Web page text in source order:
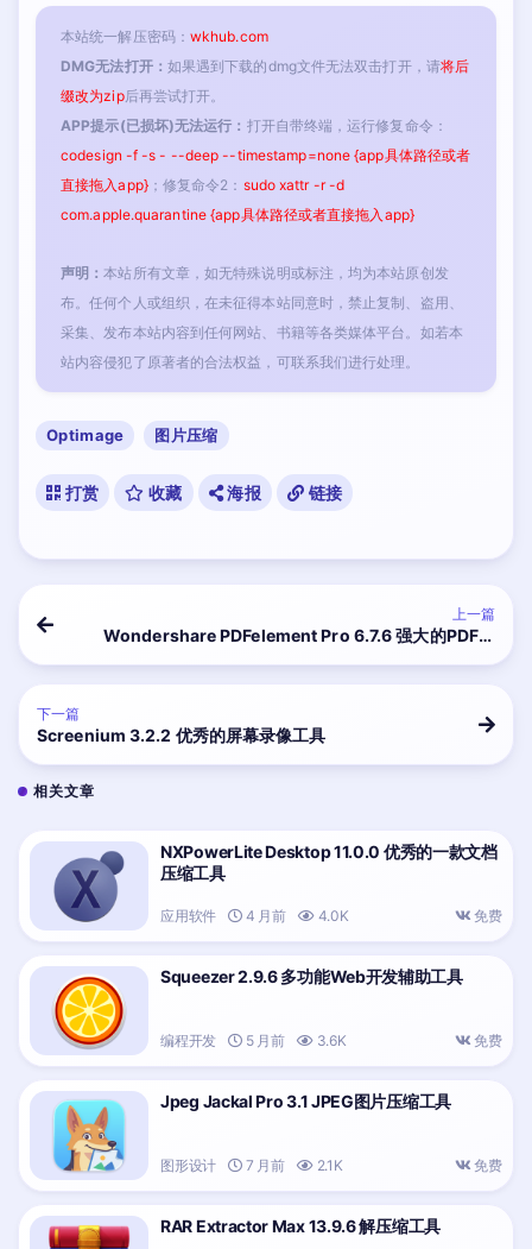
本站统一解压密码： wkhub.com
DMG无法打开： 如果遇到下载的dmg文件无法双击打开，请将后
缀改为zip后再尝试打开。
APP提示(已损坏)无法运行： 打开自带终端，运行修复命令：
codesign -f -s - --deep --timestamp=none {app具体路径或者
直接拖入app}；修复命令2： sudo xattr -r -d
com.apple.quarantine {app具体路径或者直接拖入app}
声明：本站所有文章，如无特殊说明或标注，均为本站原创发
布。任何个人或组织，在未征得本站同意时，禁止复制、盗用、
采集、发布本站内容到任何网站、书籍等各类媒体平台。如若本
站内容侵犯了原著者的合法权益，可联系我们进行处理。
Optimage 图片压缩
打赏 收藏 海报 链接
上一篇
Wondershare PDFelement Pro 6.7.6 强大的PDF编
下一篇
Screenium 3.2.2 优秀的屏幕录像工具
相关文章
NXPowerLite Desktop 11.0.0 优秀的一款文档
压缩工具
应用软件 4 月前 4.0K 免费
Squeezer 2.9.6 多功能Web开发辅助工具
编程开发 5 月前 3.6K 免费
Jpeg Jackal Pro 3.1 JPEG图片压缩工具
图形设计 7 月前 2.1K 免费
RAR Extractor Max 13.9.6 解压缩工具